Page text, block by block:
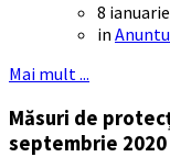
8
in
Mai mult ...
Măsuri de
septembrie 2020